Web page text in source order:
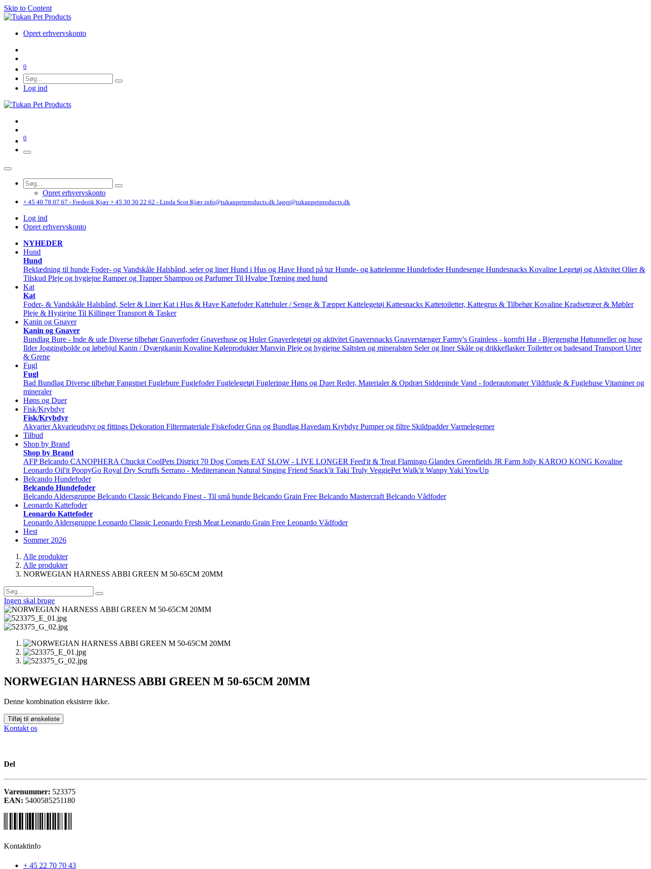
Skip to Content
Opret erhvervskonto
0
Log ind
0
Opret erhvervskonto
+ 45 40 78 07 67 - Frederik Kjær + 45 30 30 22 62 - Linda Scot Kjær info@tukanpetproducts.dk lager@tukanpetproducts.dk
Log ind
Opret erhvervskonto
NYHEDER
Hund
Hund
Beklædning til hunde Foder- og Vandskåle Halsbånd, seler og liner Hund i Hus og Have Hund på tur Hunde- og kattelemme Hundefoder Hundesenge Hundesnacks Kovaline Legetøj og Aktivitet Olier &
Tilskud Pleje og hygiejne Ramper og Trapper Shampoo og Parfumer Til Hvalpe Træning med hund
Kat
Kat
Foder- & Vandskåle Halsbånd, Seler & Liner Kat i Hus & Have Kattefoder Kattehuler / Senge & Tæpper Kattelegetøj Kattesnacks Kattetoiletter, Kattegrus & Tilbehør Kovaline Kradsetræer & Møbler
Pleje & Hygiejne Til Killinger Transport & Tasker
Kanin og Gnaver
Kanin og Gnaver
Bundlag Bure - Inde & ude Diverse tilbehør Gnaverfoder Gnaverhuse og Huler Gnaverlegetøj og aktivitet Gnaversnacks Gnaverstænger Farmy's Grainless - kornfri Hø - Bjergenghø Høtunneller og huse
Ilder Joggingbolde og løbehjul Kanin / Dværgkanin Kovaline Køleprodukter Marsvin Pleje og hygiejne Saltsten og mineralsten Seler og liner Skåle og drikkeflasker Toiletter og badesand Transport Urter
& Grene
Fugl
Fugl
Bad Bundlag Diverse tilbehør Fangstnet Fuglebure Fuglefoder Fuglelegetøj Fugleringe Høns og Duer Reder, Materialer & Opdræt Siddepinde Vand - foderautomater Vildtfugle & Fuglehuse Vitaminer og
mineraler
Høns og Duer
Fisk/Krybdyr
Fisk/Krybdyr
Akvarier Akvarieudstyr og fittings Dekoration Filtermateriale Fiskefoder Grus og Bundlag Havedam Krybdyr Pumper og filtre Skildpadder Varmelegemer
Tilbud
Shop by Brand
Shop by Brand
AFP Belcando CANOPHERA Chuckit CoolPets District 70 Dog Comets EAT SLOW - LIVE LONGER Feed'it & Treat Flamingo Glandex Greenfields JR Farm Jolly KAROO KONG Kovaline
Leonardo Oil'it PoopyGo Royal Dry Scruffs Serrano - Mediterranean Natural Singing Friend Snack'it Taki Truly VeggiePet Walk'it WanpyYaki YowUp
Belcando Hundefoder
Belcando Hundefoder
Belcando Aldersgruppe Belcando Classic Belcando Finest - Til små hunde Belcando Grain Free Belcando Mastercraft Belcando Vådfoder
Leonardo Kattefoder
Leonardo Kattefoder
Leonardo Aldersgruppe Leonardo Classic Leonardo Fresh Meat Leonardo Grain Free Leonardo Vådfoder
Hest
Sommer 2026
Alle produkter
Alle produkter
NORWEGIAN HARNESS ABBI GREEN M 50-65CM 20MM
Ingen skal bruge
NORWEGIAN HARNESS ABBI GREEN M 50-65CM 20MM
Denne kombination eksistere ikke.
Tilføj til ønskeliste
Kontakt os
Del
Varenummer: 523375
EAN: 5400585251180
Kontaktinfo
+ 45 22 70 70 43